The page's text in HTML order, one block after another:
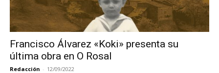
Francisco Álvarez «Koki» presenta su
última obra en O Rosal
Redacción - 12/09/2022